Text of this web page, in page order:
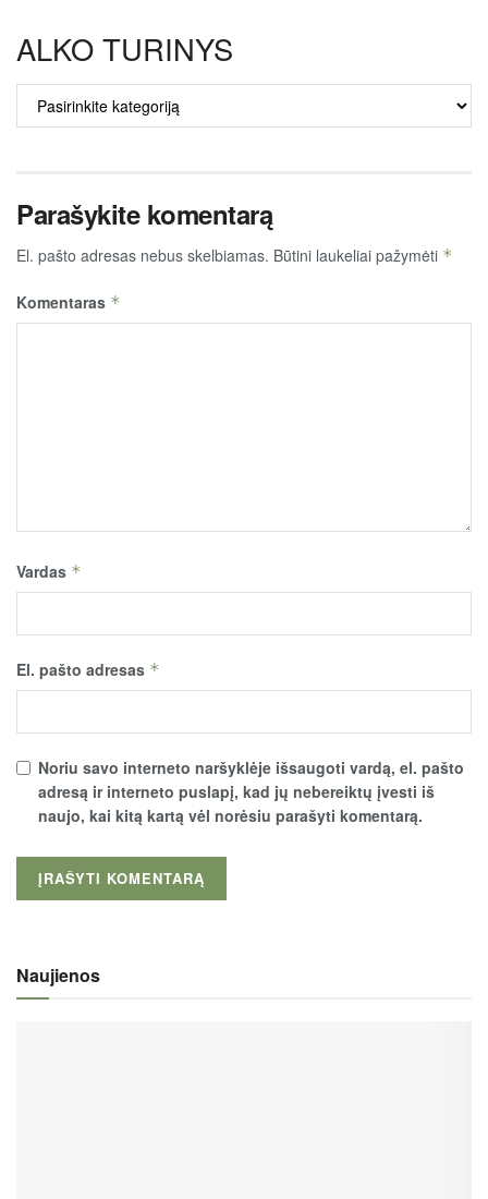
ALKO TURINYS
TURINYS
Parašykite komentarą
El. pašto adresas nebus skelbiamas. Būtini laukeliai pažymėti *
Komentaras *
Vardas *
El. pašto adresas *
Noriu savo interneto naršyklėje išsaugoti vardą, el. pašto
adresą ir interneto puslapį, kad jų nebereiktų įvesti iš
naujo, kai kitą kartą vėl norėsiu parašyti komentarą.
Naujienos